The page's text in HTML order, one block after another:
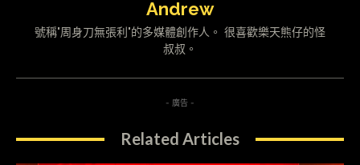
Andrew
號稱"周身刀無張利"的多媒體創作人。 很喜歡樂天熊仔的怪
叔叔。
- 廣告 -
Related Articles